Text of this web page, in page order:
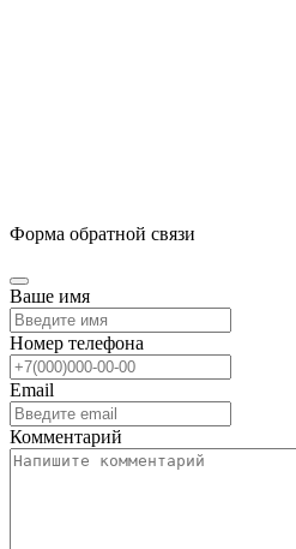
Форма обратной связи
Ваше имя
Номер телефона
Email
Комментарий